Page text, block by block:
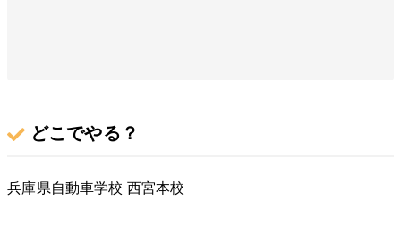
どこでやる？
兵庫県自動車学校 西宮本校